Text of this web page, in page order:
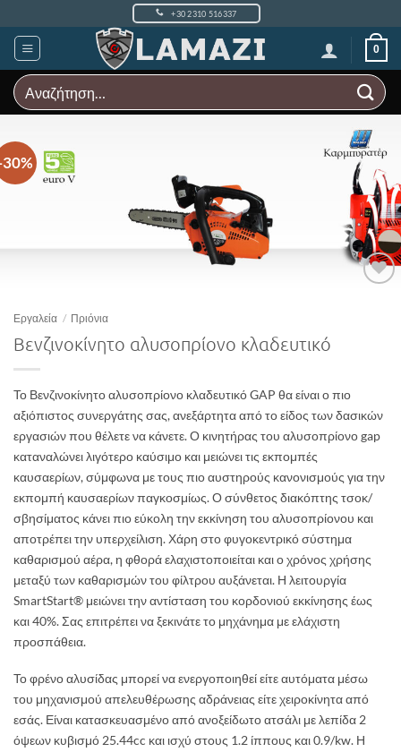
στο
περιεχόμενο
+30 2310 516337
0
Αναζήτηση
για:
Εργαλεία / Πριόνια
Βενζινοκίνητο αλυσοπρίονο κλαδευτικό
Το Βενζινοκίνητο αλυσοπρίονο κλαδευτικό GAP θα είναι ο πιο
αξιόπιστος συνεργάτης σας, ανεξάρτητα από το είδος των δασικών
εργασιών που θέλετε να κάνετε. Ο κινητήρας του αλυσοπρίονο gap
καταναλώνει λιγότερο καύσιμο και μειώνει τις εκπομπές
καυσαερίων, σύμφωνα με τους πιο αυστηρούς κανονισμούς για την
εκπομπή καυσαερίων παγκοσμίως. Ο σύνθετος διακόπτης τσοκ/
σβησίματος κάνει πιο εύκολη την εκκίνηση του αλυσοπρίονου και
αποτρέπει την υπερχείλιση. Χάρη στο φυγοκεντρικό σύστημα
καθαρισμού αέρα, η φθορά ελαχιστοποιείται και ο χρόνος χρήσης
μεταξύ των καθαρισμών του φίλτρου αυξάνεται. Η λειτουργία
SmartStart® μειώνει την αντίσταση του κορδονιού εκκίνησης έως
και 40%. Σας επιτρέπει να ξεκινάτε το μηχάνημα με ελάχιστη
προσπάθεια.
Το φρένο αλυσίδας μπορεί να ενεργοποιηθεί είτε αυτόματα μέσω
του μηχανισμού απελευθέρωσης αδράνειας είτε χειροκίνητα από
εσάς. Είναι κατασκευασμένο από ανοξείδωτο ατσάλι με λεπίδα 2
όψεων κυβισμό 25.44cc και ισχύ στoυς 1.2 ίππους και 0.9/kw. Η